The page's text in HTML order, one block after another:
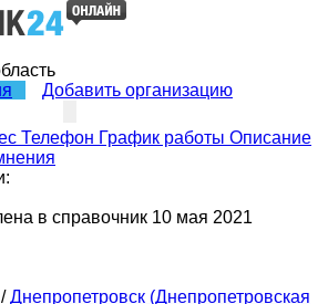
Добавить организацию
Телефон График работы Описание
в справочник 10 мая 2021
/ Днепропетровск (Днепропетровская